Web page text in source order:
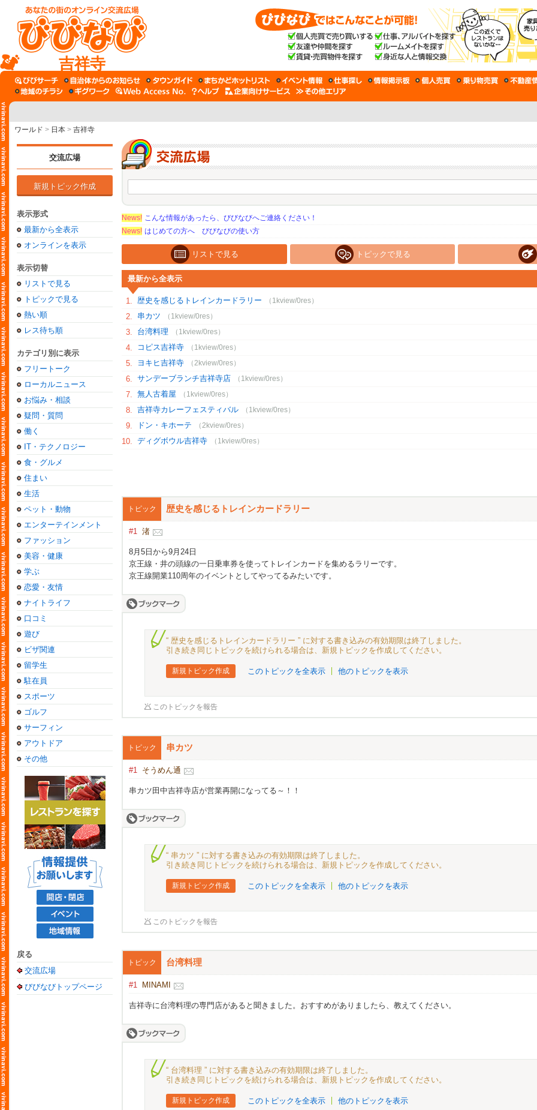
吉祥寺
ワールド > 日本 > 吉祥寺
交流広場
新規トピック作成
表示形式
最新から全表示
オンラインを表示
表示切替
リストで見る
トピックで見る
熱い順
レス待ち順
カテゴリ別に表示
フリートーク
ローカルニュース
お悩み・相談
疑問・質問
働く
IT・テクノロジー
食・グルメ
住まい
生活
ペット・動物
エンターテインメント
ファッション
美容・健康
学ぶ
恋愛・友情
ナイトライフ
口コミ
遊び
ビザ関連
留学生
駐在員
スポーツ
ゴルフ
サーフィン
アウトドア
その他
戻る
交流広場
びびなびトップページ
News! こんな情報があったら、びびなびへご連絡ください！
News! はじめての方へ びびなびの使い方
リストで見る トピックで見る
最新から全表示
1. 歴史を感じるトレインカードラリー （1kview/0res）
2.
串カツ （1kview/0res）
3.
台湾料理 （1kview/0res）
4.
コピス吉祥寺 （1kview/0res）
5.
ヨキヒ吉祥寺 （2kview/0res）
6. サンデーブランチ吉祥寺店 （1kview/0res）
7. 無人古着屋 （1kview/0res）
8. 吉祥寺カレーフェスティバル （1kview/0res）
9.
ドン・キホーテ （2kview/0res）
10. ディグボウル吉祥寺 （1kview/0res）
トピック 歴史を感じるトレインカードラリー
#1 渚
8月5日から9月24日
京王線・井の頭線の一日乗車券を使ってトレインカードを集めるラリーです。
京王線開業110周年のイベントとしてやってるみたいです。
“ 歴史を感じるトレインカードラリー ” に対する書き込みの有効期限は終了しました。
引き続き同じトピックを続けられる場合は、新規トピックを作成してください。
新規トピック作成 このトピックを全表示 他のトピックを表示
このトピックを報告
トピック 串カツ
#1 そうめん通
串カツ田中吉祥寺店が営業再開になってる～！！
“ 串カツ ” に対する書き込みの有効期限は終了しました。
引き続き同じトピックを続けられる場合は、新規トピックを作成してください。
新規トピック作成 このトピックを全表示 他のトピックを表示
このトピックを報告
トピック 台湾料理
#1 MINAMI
吉祥寺に台湾料理の専門店があると聞きました。おすすめがありましたら、教えてください。
“ 台湾料理 ” に対する書き込みの有効期限は終了しました。
引き続き同じトピックを続けられる場合は、新規トピックを作成してください。
新規トピック作成 このトピックを全表示 他のトピックを表示